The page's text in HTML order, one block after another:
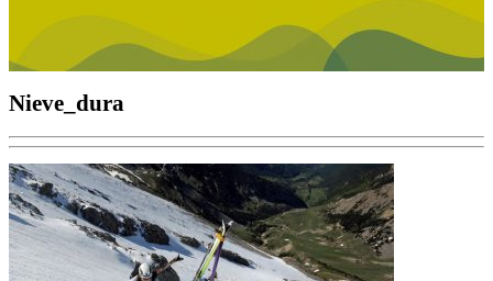
Nieve_dura